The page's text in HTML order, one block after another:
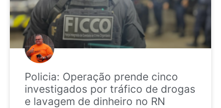
Policia: Operação prende cinco
investigados por tráfico de drogas
e lavagem de dinheiro no RN